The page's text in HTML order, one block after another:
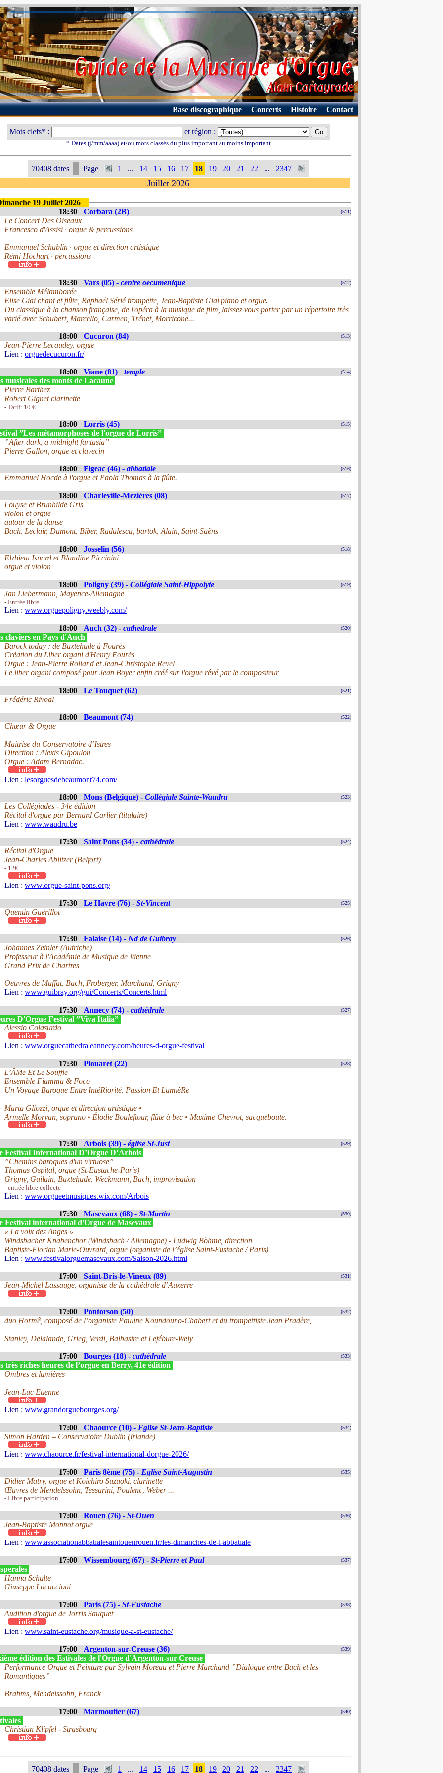
Base discographique Concerts Histoire Contact
Mots clefs* : et région :
* Dates (j/mm/aaaa) et/ou mots classés du plus important au moins important
70408 dates Page 1 ... 14 15 16 17 18 19 20 21 22 ... 2347
Juillet 2026
19 Juillet 2026
18:30
Corbara (2B) (511)
Le Concert Des Oiseaux
Francesco d'Assisi · orgue & percussions
Emmanuel Schublin · orgue et direction artistique
Rémi Hochart · percussions
18:30 Vars (05) - centre oecumenique (512)
Ensemble Mélamborée
Elise Giai chant et flûte, Raphaël Sérié trompette, Jean-Baptiste Giai piano et orgue.
Du classique à la chanson française, de l'opéra à la musique de film, laissez vous porter par un répertoire très
varié avec Schubert, Marcello, Carmen, Trénet, Morricone...
18:00 Cucuron (84) (513)
Jean-Pierre Lecaudey, orgue
Lien : orguedecucuron.fr/
18:00 Viane (81) - temple (514)
musicales des monts de Lacaune
Pierre Barthez
Robert Gignet clarinette
- Tarif: 10 €
18:00 Lorris (45) (515)
”Les métamorphoses de l'orgue de Lorris”
”After dark, a midnight fantasia”
Pierre Gallon, orgue et clavecin
18:00 Figeac (46) - abbatiale (516)
Emmanuel Hocde à l'orgue et Paola Thomas à la flûte.
18:00 Charleville-Mezières (08) (517)
Louyse et Brunhilde Gris
violon et orgue
autour de la danse
Bach, Leclair, Dumont, Biber, Radulescu, bartok, Alain, Saint-Saëns
18:00 Josselin (56) (518)
Elzbieta Isnard et Blandine Piccinini
orgue et violon
18:00 Poligny (39) - Collégiale Saint-Hippolyte (519)
Jan Liebermann, Mayence-Allemagne
- Entrée libre
Lien : www.orguepoligny.weebly.com/
18:00 Auch (32) - cathedrale (520)
claviers en Pays d'Auch
Barock today : de Buxtehude à Fourès
Création du Liber organi d'Henry Fourès
Orgue : Jean-Pierre Rolland et Jean-Christophe Revel
Le liber organi composé pour Jean Boyer enfin créé sur l'orgue rêvé par le compositeur
18:00 Le Touquet (62) (521)
Frédéric Rivoal
18:00 Beaumont (74) (522)
Chœur & Orgue
Maitrise du Conservatoire d’Istres
Direction : Alexis Gipoulou
Orgue : Adam Bernadac.
Lien : lesorguesdebeaumont74.com/
18:00 Mons (Belgique) - Collégiale Sainte-Waudru (523)
Les Collégiades - 34e édition
Récital d'orgue par Bernard Carlier (titulaire)
Lien : www.waudru.be
17:30 Saint Pons (34) - cathédrale (524)
Récital d'Orgue
Jean-Charles Ablitzer (Belfort)
- 12€
Lien : www.orgue-saint-pons.org/
17:30 Le Havre (76) - St-Vincent (525)
Quentin Guérillot
17:30 Falaise (14) - Nd de Guibray (526)
Johannes Zeinler (Autriche)
Professeur à l'Académie de Musique de Vienne
Grand Prix de Chartres
Oeuvres de Muffat, Bach, Froberger, Marchand, Grigny
Lien : www.guibray.org/gui/Concerts/Concerts.html
17:30 Annecy (74) - cathédrale (527)
D'Orgue Festival ”Viva Italia”
Alessio Colasurdo
Lien : www.orguecathedraleannecy.com/heures-d-orgue-festival
17:30 Plouaret (22) (528)
L’ÂMe Et Le Souffle
Ensemble Fiamma & Foco
Un Voyage Baroque Entre IntéRiorité, Passion Et LumièRe
Marta Gliozzi, orgue et direction artistique •
Armelle Morvan, soprano • Élodie Bouleftour, flûte à bec • Maxime Chevrot, sacqueboute.
17:30 Arbois (39) - église St-Just (529)
Festival International D’Orgue D’Arbois
”Chemins baroques d'un virtuose”
Thomas Ospital, orgue (St-Eustache-Paris)
Grigny, Guilain, Buxtehude, Weckmann, Bach, improvisation
- entrée libre collecte
Lien : www.orgueetmusiques.wix.com/Arbois
17:30 Masevaux (68) - St-Martin (530)
Festival international d'Orgue de Masevaux
« La voix des Anges »
Windsbacher Knabenchor (Windsbach / Allemagne) - Ludwig Böhme, direction
Baptiste-Florian Marle-Ouvrard, orgue (organiste de l’église Saint-Eustache / Paris)
Lien : www.festivalorguemasevaux.com/Saison-2026.html
17:00 Saint-Bris-le-Vineux (89) (531)
Jean-Michel Lassauge, organiste de la cathédrale d’Auxerre
17:00 Pontorson (50) (532)
duo Hormê, composé de l’organiste Pauline Koundouno-Chabert et du trompettiste Jean Pradère,
Stanley, Delalande, Grieg, Verdi, Balbastre et Lefébure-Wely
17:00 Bourges (18) - cathédrale (533)
très riches heures de l’orgue en Berry, 41e édition
Ombres et lumières
Jean-Luc Etienne
Lien : www.grandorguebourges.org/
17:00 Chaource (10) - Eglise St-Jean-Baptiste (534)
Simon Harden – Conservatoire Dublin (Irlande)
Lien : www.chaource.fr/festival-international-dorgue-2026/
17:00 Paris 8ème (75) - Eglise Saint-Augustin (535)
Didier Matry, orgue et Koichiro Suzuoki, clarinette
Œuvres de Mendelssohn, Tessarini, Poulenc, Weber ...
- Libre participation
17:00 Rouen (76) - St-Ouen (536)
Jean-Baptiste Monnot orgue
Lien : www.associationabbatialesaintouenrouen.fr/les-dimanches-de-l-abbatiale
17:00 Wissembourg (67) - St-Pierre et Paul (537)
Hanna Schulte
Giuseppe Lucaccioni
17:00 Paris (75) - St-Eustache (538)
Audition d'orgue de Jorris Sauquet
Lien : www.saint-eustache.org/musique-a-st-eustache/
17:00 Argenton-sur-Creuse (36) (539)
édition des Estivales de l'Orgue d'Argenton-sur-Creuse
Performance Orgue et Peinture par Sylvain Moreau et Pierre Marchand ”Dialogue entre Bach et les
Romantiques”
Brahms, Mendelssohn, Franck
17:00 Marmoutier (67) (540)
Christian Klipfel - Strasbourg
70408 dates Page 1 ... 14 15 16 17 18 19 20 21 22 ... 2347